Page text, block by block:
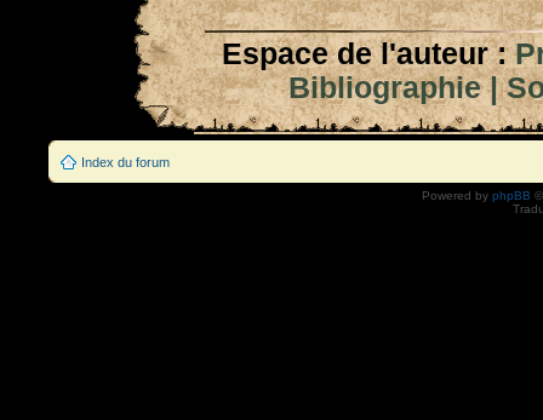
Espace de l'auteur :
Bibliographie|
Index du forum
Powered by phpBB